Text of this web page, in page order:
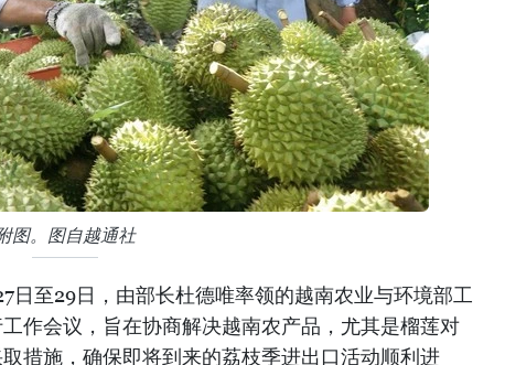
图。图自越通社
至29日，由部长杜德唯率领的越南农业与环境部工
作会议，旨在协商解决越南农产品，尤其是榴莲对
措施，确保即将到来的荔枝季进出口活动顺利进